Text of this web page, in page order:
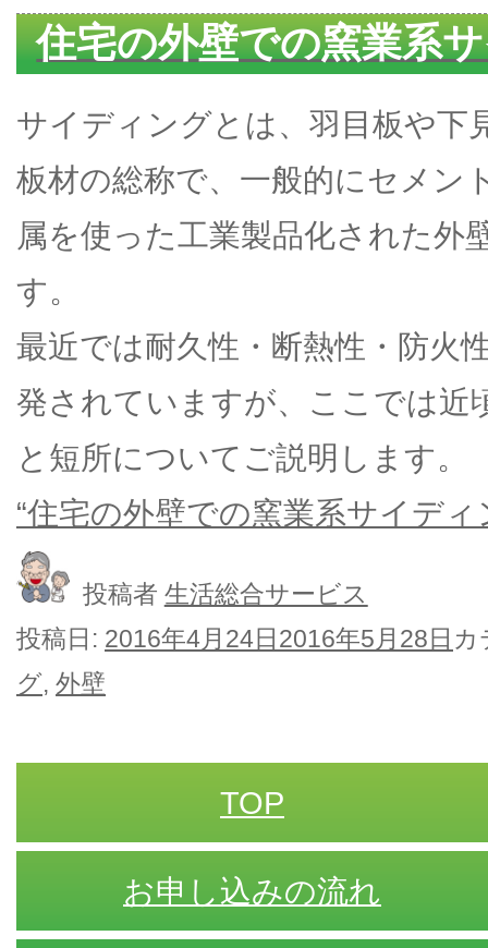
住宅の外壁での窯業系
サイディングとは、羽目板や下
板材の総称で、一般的にセメン
属を使った工業製品化された外
す。
最近では耐久性・断熱性・防火
発されていますが、ここでは近
と短所についてご説明します。
“住宅の外壁での窯業系サイデ
投稿者 生活総合サービス
投稿日: 2016年4月24日2016年5月28日
グ, 外壁
TOP
お申し込みの流れ